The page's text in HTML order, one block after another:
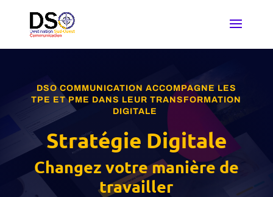
DSO COMMUNICATION ACCOMPAGNE LES
TPE ET PME DANS LEUR TRANSFORMATION
DIGITALE
Stratégie Digitale
Changez votre manière de
travailler